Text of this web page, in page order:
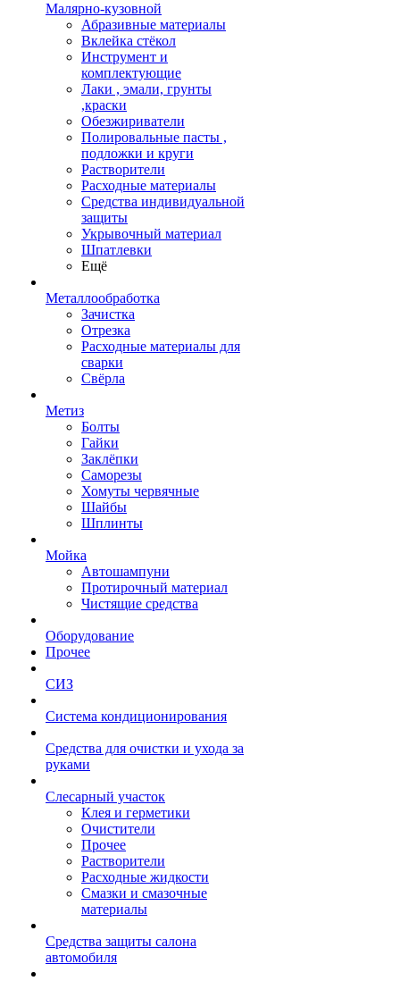
Малярно-кузовной
Абразивные материалы
Вклейка стёкол
Инструмент и
комплектующие
Лаки , эмали, грунты
,краски
Обезжириватели
Полировальные пасты ,
подложки и круги
Растворители
Расходные материалы
Средства индивидуальной
защиты
Укрывочный материал
Шпатлевки
Ещё
Металлообработка
Зачистка
Отрезка
Расходные материалы для
сварки
Свёрла
Метиз
Болты
Гайки
Заклёпки
Саморезы
Хомуты червячные
Шайбы
Шплинты
Мойка
Автошампуни
Протирочный материал
Чистящие средства
Оборудование
Прочее
СИЗ
Система кондиционирования
Средства для очистки и ухода за
руками
Слесарный участок
Клея и герметики
Очистители
Прочее
Растворители
Расходные жидкости
Смазки и смазочные
материалы
Средства защиты салона
автомобиля